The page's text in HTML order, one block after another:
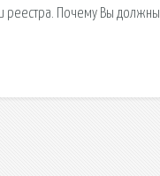
реестра. Почему Вы должны